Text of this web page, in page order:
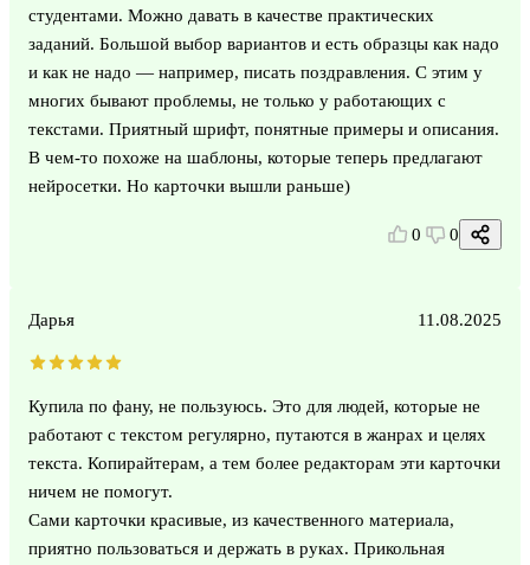
студентами. Можно давать в качестве практических
заданий. Большой выбор вариантов и есть образцы как надо
и как не надо — например, писать поздравления. С этим у
многих бывают проблемы, не только у работающих с
текстами. Приятный шрифт, понятные примеры и описания.
В чем-то похоже на шаблоны, которые теперь предлагают
нейросетки. Но карточки вышли раньше)
0 0
Дарья 11.08.2025
Купила по фану, не пользуюсь. Это для людей, которые не
работают с текстом регулярно, путаются в жанрах и целях
текста. Копирайтерам, а тем более редакторам эти карточки
ничем не помогут.
Сами карточки красивые, из качественного материала,
приятно пользоваться и держать в руках. Прикольная